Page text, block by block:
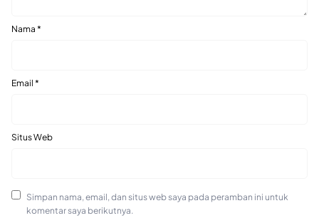
Nama *
Email *
Situs Web
Simpan nama, email, dan situs web saya pada peramban ini untuk
komentar saya berikutnya.